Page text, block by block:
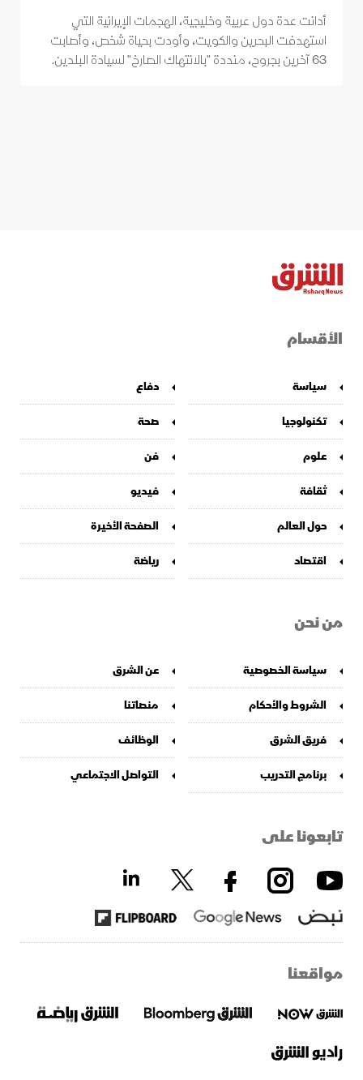
أدانت عدة دول عربية وخليجية، الهجمات الإيرانية التي
استهدفت البحرين والكويت، وأودت بحياة شخص، وأصابت
63 آخرين بجروح، منددة "بالانتهاك الصارخ" لسيادة البلدين.
الأقسام
سياسة
دفاع
تكنولوجيا
صحة
علوم
فن
ثقافة
فيديو
حول العالم
الصفحة الأخيرة
اقتصاد
رياضة
من نحن
سياسة الخصوصية
عن الشرق
الشروط والأحكام
منصاتنا
فريق الشرق
الوظائف
برنامج التدريب
التواصل الاجتماعي
تابعونا على
مواقعنا